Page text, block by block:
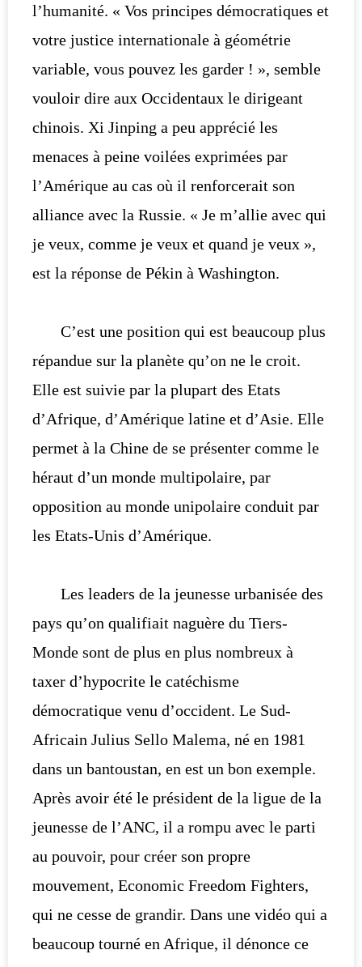
l’humanité. « Vos principes démocratiques et
votre justice internationale à géométrie
variable, vous pouvez les garder ! », semble
vouloir dire aux Occidentaux le dirigeant
chinois. Xi Jinping a peu apprécié les
menaces à peine voilées exprimées par
l’Amérique au cas où il renforcerait son
alliance avec la Russie. « Je m’allie avec qui
je veux, comme je veux et quand je veux »,
est la réponse de Pékin à Washington.
C’est une position qui est beaucoup plus
répandue sur la planète qu’on ne le croit.
Elle est suivie par la plupart des Etats
d’Afrique, d’Amérique latine et d’Asie. Elle
permet à la Chine de se présenter comme le
héraut d’un monde multipolaire, par
opposition au monde unipolaire conduit par
les Etats-Unis d’Amérique.
Les leaders de la jeunesse urbanisée des
pays qu’on qualifiait naguère du Tiers-
Monde sont de plus en plus nombreux à
taxer d’hypocrite le catéchisme
démocratique venu d’occident. Le Sud-
Africain Julius Sello Malema, né en 1981
dans un bantoustan, en est un bon exemple.
Après avoir été le président de la ligue de la
jeunesse de l’ANC, il a rompu avec le parti
au pouvoir, pour créer son propre
mouvement, Economic Freedom Fighters,
qui ne cesse de grandir. Dans une vidéo qui a
beaucoup tourné en Afrique, il dénonce ce